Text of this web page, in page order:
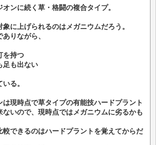
ンに続く草・格闘の複合タイプ。
に上げられるのはメガニウムだろう。
りながら、
を持つ
足も出ない
る。
は現時点で草タイプの有能技ハードプラント
ないので、現時点ではメガニウムに劣るかも
較できるのはハードプラントを覚えてからだ